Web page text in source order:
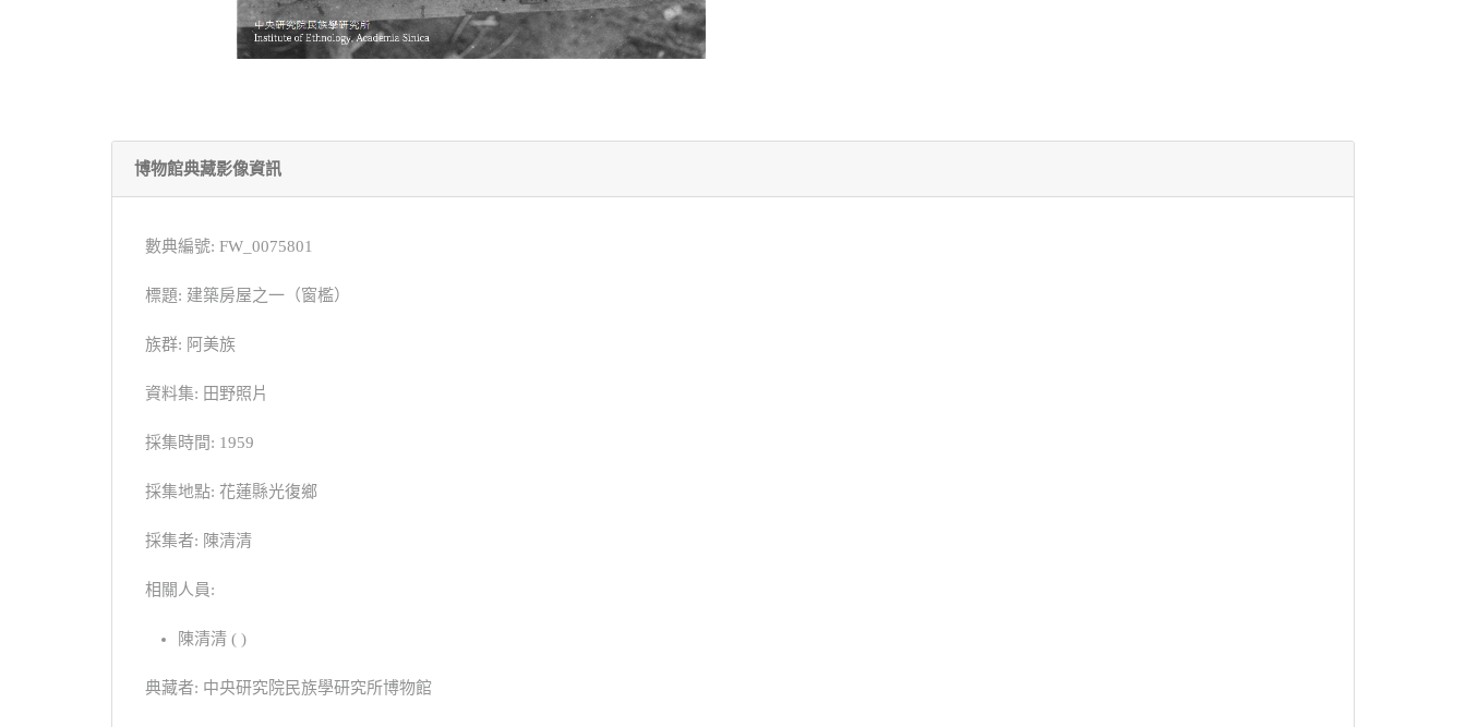
博物館典藏影像資訊
數典編號: FW_0075801
標題: 建築房屋之一（窗檻）
族群: 阿美族
資料集: 田野照片
採集時間: 1959
採集地點: 花蓮縣光復鄉
採集者: 陳清清
相關人員:
陳清清 ( )
典藏者: 中央研究院民族學研究所博物館